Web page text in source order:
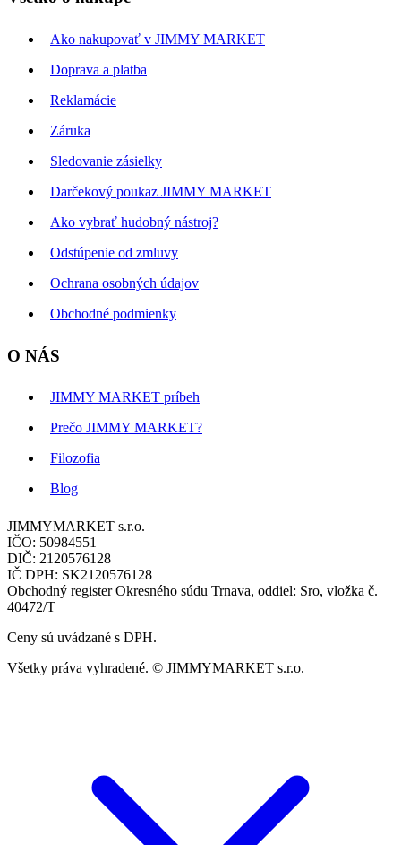
Ako nakupovať v JIMMY MARKET
Doprava a platba
Reklamácie
Záruka
Sledovanie zásielky
Darčekový poukaz JIMMY MARKET
Ako vybrať hudobný nástroj?
Odstúpenie od zmluvy
Ochrana osobných údajov
Obchodné podmienky
O NÁS
JIMMY MARKET príbeh
Prečo JIMMY MARKET?
Filozofia
Blog
JIMMYMARKET s.r.o.
IČO: 50984551
DIČ: 2120576128
IČ DPH: SK2120576128
Obchodný register Okresného súdu Trnava, oddiel: Sro, vložka č.
40472/T
Ceny sú uvádzané s DPH.
Všetky práva vyhradené. © JIMMYMARKET s.r.o.